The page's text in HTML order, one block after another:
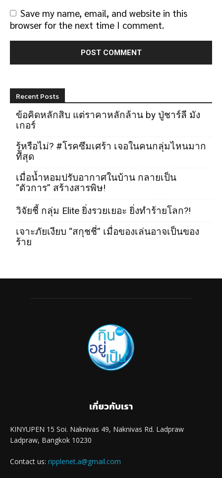
Save my name, email, and website in this
browser for the next time I comment.
Recent Posts
ข้อคิดหลักสิบ แต่ราคาหลักล้าน by ปู่ชาร์ลี มัง
เกอร์
รู้หรือไม่? #โรคซึมเศร้า เจอในคนกลุ่มไหนมาก
ที่สุด
เมื่อน้ำหอมปรับอากาศในบ้าน กลายเป็น
“ตัวการ” สร้างสารพิษ!
วิจัยชี้ กลุ่ม Elite ยิ่งรวยเยอะ ยิ่งทำร้ายโลก?!
เจาะภัยเงียบ “สกุชชี่” เมื่อของเล่นอาจเป็นของ
ร้าย
เกี่ยวกับเรา
KINYUPEN 15 Soi. Naknivas 49, Naknivas Rd. Ladpraw
Ladpraw, Bangkok 10230
Contact us: ripplenet.a@gmail.com